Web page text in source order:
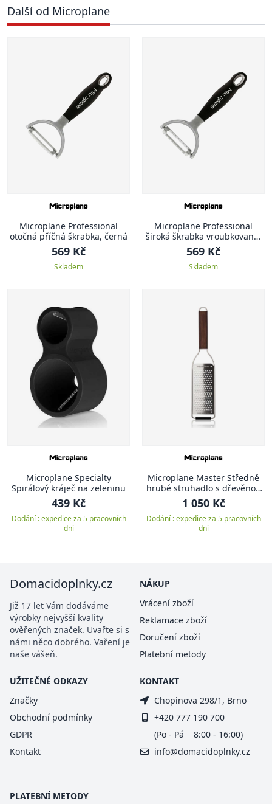
Další od Microplane
Microplane Professional
otočná příčná škrabka, černá
569 Kč
Skladem
Microplane Professional
široká škrabka vroubkovaná,
černá
569 Kč
Skladem
Microplane Specialty
Spirálový kráječ na zeleninu
439 Kč
Dodání : expedice za 5 pracovních
dní
Microplane Master Středně
hrubé struhadlo s dřevěnou
rukojetí
1 050 Kč
Dodání : expedice za 5 pracovních
dní
Domacidoplnky.cz
Již 17 let Vám dodáváme
výrobky nejvyšší kvality
ověřených značek. Uvařte si s
námi něco dobrého. Vaření je
naše vášeň.
NÁKUP
Vrácení zboží
Reklamace zboží
Doručení zboží
Platební metody
UŽITEČNÉ ODKAZY
Značky
Obchodní podmínky
GDPR
Kontakt
KONTAKT
Chopinova 298/1, Brno
+420 777 190 700
(Po - Pá 8:00 - 16:00)
info@domacidoplnky.cz
PLATEBNÍ METODY